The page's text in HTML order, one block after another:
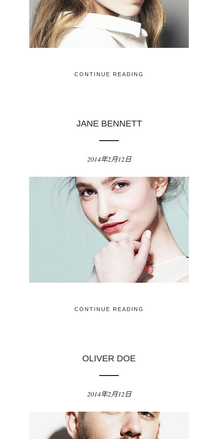
CONTINUE READING
JANE BENNETT
2014年2月12日
CONTINUE READING
OLIVER DOE
2014年2月12日